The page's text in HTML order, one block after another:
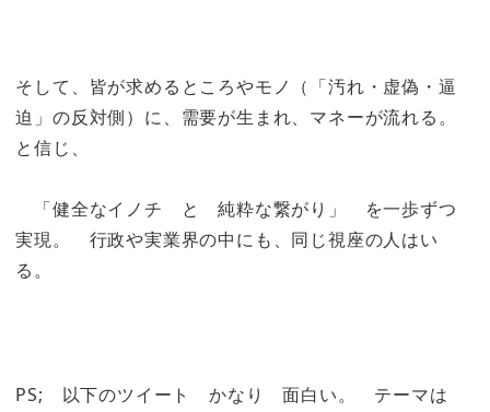
そして、皆が求めるところやモノ（「汚れ・虚偽・逼
迫」の反対側）に、需要が生まれ、マネーが流れる。
と信じ、
「健全なイノチ と 純粋な繋がり」 を一歩ずつ
実現。 行政や実業界の中にも、同じ視座の人はい
る。
PS; 以下のツイート かなり 面白い。 テーマは